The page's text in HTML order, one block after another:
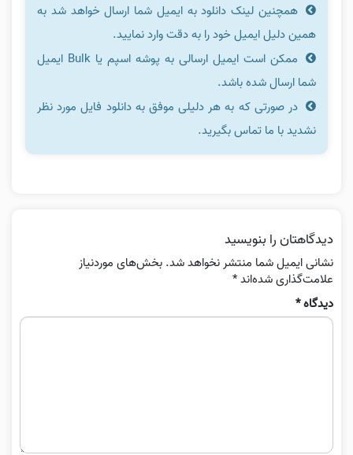
همچنین لینک دانلود به ایمیل شما ارسال خواهد شد به
همین دلیل ایمیل خود را به دقت وارد نمایید.
ممکن است ایمیل ارسالی به پوشه اسپم یا Bulk ایمیل
شما ارسال شده باشد.
در صورتی که به هر دلیلی موفق به دانلود فایل مورد نظر
نشدید با ما تماس بگیرید.
دیدگاهتان را بنویسید
نشانی ایمیل شما منتشر نخواهد شد. بخش‌های موردنیاز
علامت‌گذاری شده‌اند*
دیدگاه*